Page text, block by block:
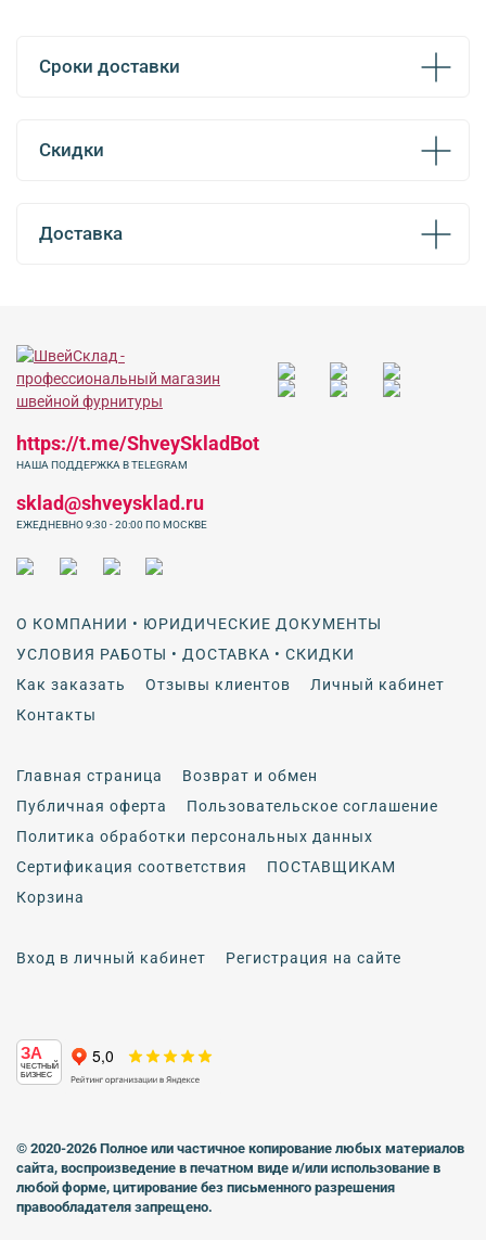
Сроки доставки
Скидки
Доставка
О КОМПАНИИ • ЮРИДИЧЕСКИЕ ДОКУМЕНТЫ
УСЛОВИЯ РАБОТЫ • ДОСТАВКА • СКИДКИ
Как заказать
Отзывы клиентов
Личный кабинет
Контакты
Главная страница
Возврат и обмен
Публичная оферта
Пользовательское соглашение
Политика обработки персональных данных
Сертификация соответствия
ПОСТАВЩИКАМ
Корзина
Вход в личный кабинет Регистрация на сайте
https://t.me/ShveySkladBot
НАША ПОДДЕРЖКА В TELEGRAM
sklad@shveysklad.ru
ЕЖЕДНЕВНО 9:30 - 20:00 ПО МОСКВЕ
ЗА
ЧЕСТНЫЙ
БИЗНЕС
© 2020-2026 Полное или частичное копирование любых материалов
сайта, воспроизведение в печатном виде и/или использование в
любой форме, цитирование без письменного разрешения
правообладателя запрещено.